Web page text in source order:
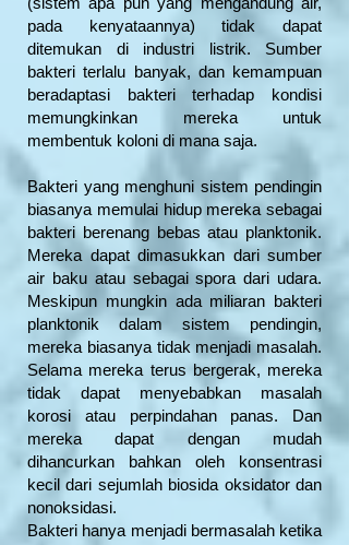
pada kenyataannya) tidak dapat
ditemukan di industri listrik. Sumber
bakteri terlalu banyak, dan kemampuan
beradaptasi bakteri terhadap kondisi
memungkinkan mereka untuk
membentuk koloni di mana saja.
Bakteri yang menghuni sistem pendingin
biasanya memulai hidup mereka sebagai
bakteri berenang bebas atau planktonik.
Mereka dapat dimasukkan dari sumber
air baku atau sebagai spora dari udara.
Meskipun mungkin ada miliaran bakteri
planktonik dalam sistem pendingin,
mereka biasanya tidak menjadi masalah.
Selama mereka terus bergerak, mereka
tidak dapat menyebabkan masalah
korosi atau perpindahan panas. Dan
mereka dapat dengan mudah
dihancurkan bahkan oleh konsentrasi
kecil dari sejumlah biosida oksidator dan
nonoksidasi.
Bakteri hanya menjadi bermasalah ketika